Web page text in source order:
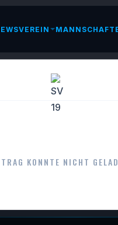
VEREIN
KONNTE NICHT